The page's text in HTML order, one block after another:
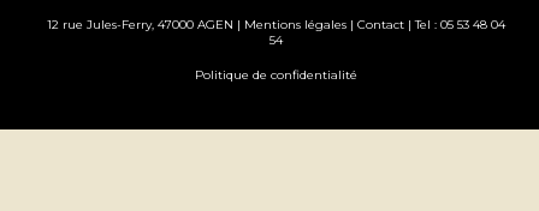
12 rue Jules-Ferry, 47000 AGEN | Mentions légales| Contact| Tel : 05 53 48 04
54
Politique de confidentialité